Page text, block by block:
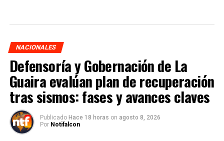
NACIONALES
Defensoría y Gobernación de La
Guaira evalúan plan de recuperación
tras sismos: fases y avances claves
Publicado Hace 18 horas on agosto 8, 2026
Por Notifalcon